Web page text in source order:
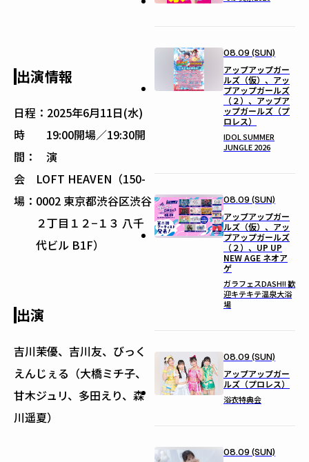
出演情報
日程： 2025年6月11日(水)
時
間：
19:00開場／19:30開
演
会
場：
LOFT HEAVEN（150-
0002 東京都渋谷区渋谷
２丁目１２−１３ 八千
代ビル B1F）
出演
吉川茉優、吉川友、びっく
えんじぇる（大橋ミチ子、
甘木ジュリ、多田えり、森
川遥夏）
08.09 (SUN)
アップアップガー
ルズ（仮）、アッ
プアップガールズ
（２）、アップア
ップガールズ（プ
ロレス）
IDOL SUMMER
JUNGLE 2026
08.09 (SUN)
アップアップガー
ルズ（仮）、アッ
プアップガールズ
（２）、UP UP
NEW AGE ネオア
ゲ
ガラフェスDASH!! 歓
迎キテキテ温泉大浴
場
08.09 (SUN)
アップアップガー
ルズ（プロレス）
浴衣特典会
08.09 (SUN)